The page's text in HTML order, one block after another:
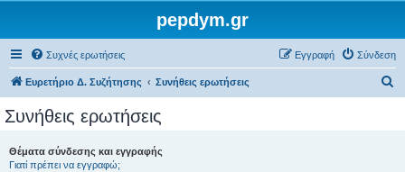
pepdym.gr
Συχνές ερωτήσεις Σύνδεση
Εγγραφή
Ευρετήριο Δ. Συζήτησης Συνήθεις ερωτήσεις
Συνήθεις ερωτήσεις
Θέματα σύνδεσης και εγγραφής
Γιατί πρέπει να εγγραφώ;